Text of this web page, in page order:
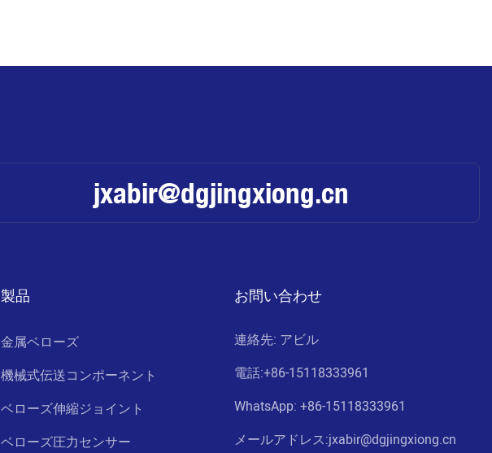
jxabir@dgjingxiong.cn
製品
金属ベローズ
機械式伝送コンポーネント
ベローズ伸縮ジョイント
ベローズ圧力センサー
お問い合わせ
連絡先: アビル
電話:+86-15118333961
WhatsApp: +86-15118333961
メールアドレス:jxabir@dgjingxiong.cn